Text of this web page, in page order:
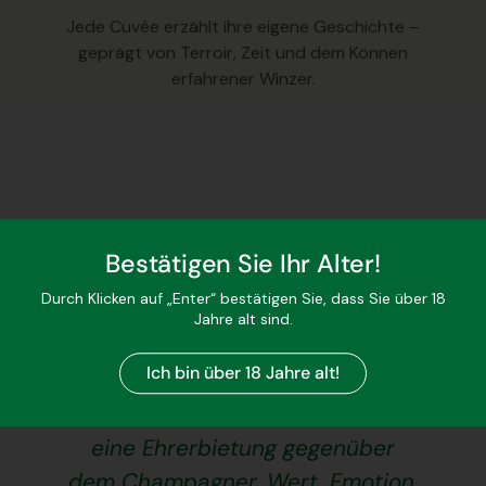
Jede Cuvée erzählt ihre eigene Geschichte –
geprägt von Terroir, Zeit und dem Können
erfahrener Winzer.
"Mein Vater holte sonntags zu
jedem besonderen Anlass gerne
einen etwas älteren Champagner
hervor. Ich spürte bei ihm eine
eine Ehrerbietung gegenüber
Bestätigen Sie Ihr Alter!
Durch Klicken auf „Enter“ bestätigen Sie, dass Sie über 18
Jahre alt sind.
Ich bin über 18 Jahre alt!